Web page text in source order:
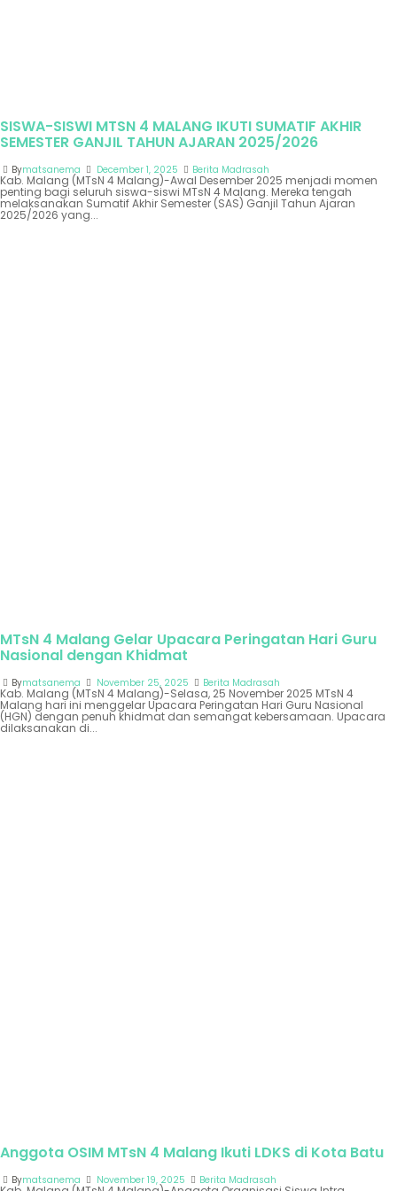
SISWA-SISWI MTSN 4 MALANG IKUTI SUMATIF AKHIR
SEMESTER GANJIL TAHUN AJARAN 2025/2026
Bymatsanema December 1, 2025 Berita Madrasah
Kab. Malang (MTsN 4 Malang)-Awal Desember 2025 menjadi momen
penting bagi seluruh siswa-siswi MTsN 4 Malang. Mereka tengah
melaksanakan Sumatif Akhir Semester (SAS) Ganjil Tahun Ajaran
2025/2026 yang...
MTsN 4 Malang Gelar Upacara Peringatan Hari Guru
Nasional dengan Khidmat
Bymatsanema November 25, 2025 Berita Madrasah
Kab. Malang (MTsN 4 Malang)-Selasa, 25 November 2025 MTsN 4
Malang hari ini menggelar Upacara Peringatan Hari Guru Nasional
(HGN) dengan penuh khidmat dan semangat kebersamaan. Upacara
dilaksanakan di...
Anggota OSIM MTsN 4 Malang Ikuti LDKS di Kota Batu
Bymatsanema November 19, 2025 Berita Madrasah